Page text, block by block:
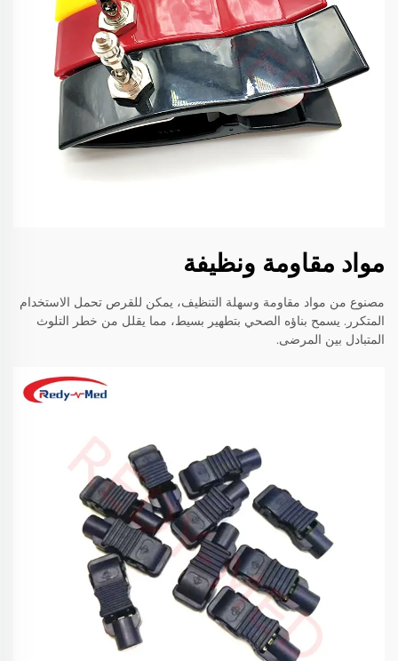
مواد مقاومة ونظيفة
مصنوع من مواد مقاومة وسهلة التنظيف، يمكن للقرص تحمل الاستخدام
المتكرر. يسمح بناؤه الصحي بتطهير بسيط، مما يقلل من خطر التلوث
المتبادل بين المرضى.